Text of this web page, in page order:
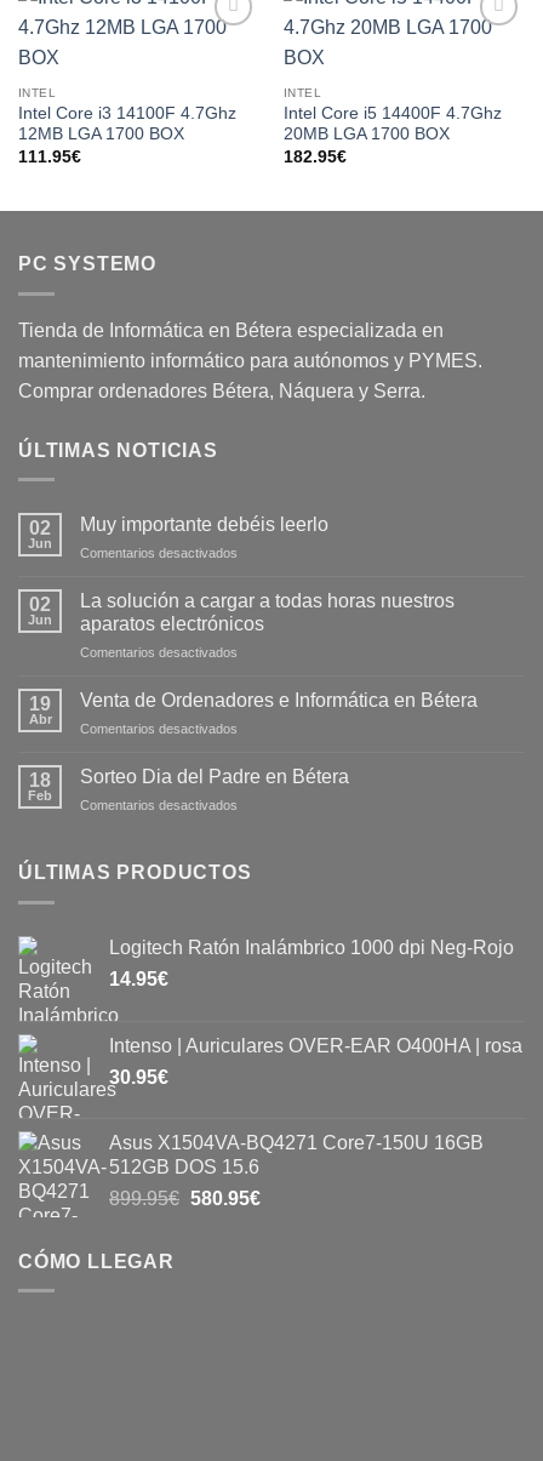
INTEL
Intel Core i3 14100F 4.7Ghz
12MB LGA 1700 BOX
111.95€
INTEL
Intel Core i5 14400F 4.7Ghz
20MB LGA 1700 BOX
182.95€
PC SYSTEMO
Tienda de Informática en Bétera especializada en
mantenimiento informático para autónomos y PYMES.
Comprar ordenadores Bétera, Náquera y Serra.
ÚLTIMAS NOTICIAS
02
Jun
Muy importante debéis leerlo
Comentarios desactivados
02
Jun
La solución a cargar a todas horas nuestros
aparatos electrónicos
Comentarios desactivados
19
Abr
Venta de Ordenadores e Informática en Bétera
Comentarios desactivados
18
Feb
Sorteo Dia del Padre en Bétera
Comentarios desactivados
ÚLTIMAS PRODUCTOS
Logitech Ratón Inalámbrico 1000 dpi Neg-Rojo
14.95€
Intenso | Auriculares OVER-EAR O400HA | rosa
30.95€
Asus X1504VA-BQ4271 Core7-150U 16GB
512GB DOS 15.6
899.95€ 580.95€
CÓMO LLEGAR